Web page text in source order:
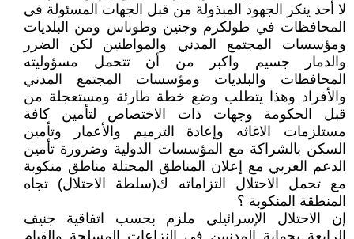
لا أحد ينكر الجهود المبذولة من قبل الجهات المسئولة في
المحافظات في طولكرم وجنين وطوباس ومن البلديات
ومؤسسات المجتمع المدني والمواطنين لكن الضرر
والدمار جسيم واكبر من أن تتحمل مسؤوليته
المحافظات والبلديات ومؤسسات المجتمع المدني
والأفراد وهذا يتطلب وضع خطة طارئة ومستعجلة من
قبل الحكومة وجهات ذات الاختصاص لتأمين كافة
مستلزمات الاغاثه وإعادة الترميم والأعمار وتأمين
السكن بالشراكة مع المؤسسات الدولية وضرورة تأمين
الدعم العربي مع إعلان المناطق المحتلة مناطق منكوبة
مع تحمل الاحتلال التزاماته ك(سلطة الاحتلال) تجاه
المنطقة المنكوبة ؟
إن الاحتلال الإسرائيلي ملزم بحسب اتفاقية جنيف